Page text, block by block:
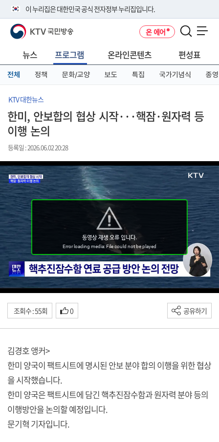
이 누리집은 대한민국 공식 전자정부 누리집입니다.
공식 누리집 주소 확인하기
니다.
이밖에 or.kr 또는 .kr등 다른 도메인 주소를 사용하고 있다면 아래 URL에
서 도메인 주소를 확인해 보세요
KTV 국민방송 온 에어
뉴스 프로그램 온라인콘텐츠 편성표
전체 정책 문화/교양 보도 특집 국가기념식 종영
KTV 대한뉴스
한미, 안보합의 협상 시작···핵잠·원자력 등
이행 논의
등록일 : 2026.06.02 20:28
조회수 : 55회 0 공유하기
김경호 앵커>
한미 양국이 팩트시트에 명시된 안보 분야 합의 이행을 위한 협상
을 시작했습니다.
한미 양국은 팩트시트에 담긴 핵추진잠수함과 원자력 분야 등의
이행방안을 논의할 예정입니다.
문기혁 기자입니다.